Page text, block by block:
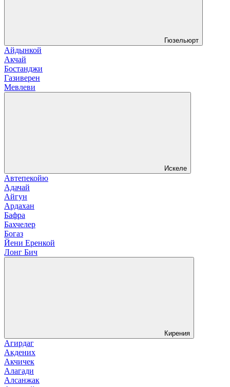
Гюзельюрт
Айдынкой
Акчай
Бостанджи
Газиверен
Мевлеви
Искеле
Автепекойю
Адачай
Айгун
Ардахан
Бафра
Бахчелер
Богаз
Йени Еренкой
Лонг Бич
Кирения
Агирдаг
Акдених
Акчичек
Алагади
Алсанжак